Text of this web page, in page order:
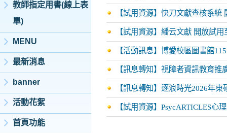
教師指定用書(線上表
單)
MENU
最新消息
banner
活動花絮
首頁功能
【試用資源】快刀文獻查核系統
【試用資源】繙云文獻 開放試用
【活動訊息】博愛校區圖書館
【訊息轉知】視障者資訊教育推
【訊息轉知】逐浪時光2026年
【試用資源】PsycARTICLES心